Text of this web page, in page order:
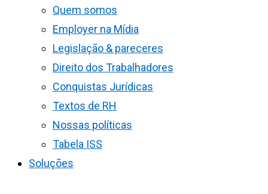
Quem somos
Employer na Mídia
Legislação & pareceres
Direito dos Trabalhadores
Conquistas Jurídicas
Textos de RH
Nossas políticas
Tabela ISS
Soluções